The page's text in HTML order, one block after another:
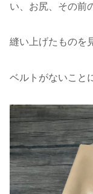
い、お尻、その前
縫い上げたものを
ベルトがないこと